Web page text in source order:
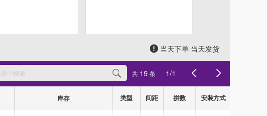
当天下单 当天发货
共 19 条 1/1
库存 类型 间距 拼数 安装方式